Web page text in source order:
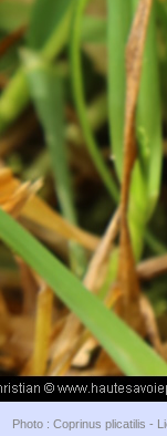
Photo : Coprinus plicatilis -